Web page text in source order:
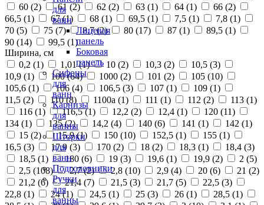
для
ванн
Лицевая
панель
Боковая
панель
Сифоны
для
ванн
Карнизы
для
ванны
Шторки
для
ванн
Подголовники
Ручки
для
ванны
60 (2) 61 (2) 62 (2) 63 (1) 64 (1) 66 (2)
66,5 (1) 67 (1) 68 (1) 69,5 (1) 7,5 (1) 7,8 (1)
70 (5) 75 (7) 8,7 (2) 80 (17) 87 (1) 89,5 (1)
90 (14) 99,5 (1)
Ширина, см
0,2 (1) 1,01 (1) 10 (2) 10,3 (2) 10,5 (3)
10,9 (1) 100 (64) 1000 (2) 101 (2) 105 (10)
105,6 (1) 106 (4) 106,5 (3) 107 (1) 109 (1)
11,5 (2) 110 (8) 1100а (1) 111 (1) 112 (2) 113 (1)
116 (1) 116,5 (1) 12,2 (2) 12,4 (1) 120 (11)
134 (1) 135 (2) 14,2 (4) 140 (6) 141 (1) 142 (1)
15 (2) 15,9 (1) 150 (10) 152,5 (1) 155 (1)
16,5 (3) 17,9 (3) 170 (2) 18 (2) 18,3 (1) 18,4 (3)
18,5 (1) 180 (6) 19 (3) 19,6 (1) 19,9 (2) 2 (5)
2,5 (108) 2,7 (2) 2,8 (10) 2,9 (4) 20 (6) 21 (2)
21,2 (6) 21,4 (7) 21,5 (3) 21,7 (5) 22,5 (3)
22,8 (1) 24 (1) 24,5 (1) 25 (3) 26 (1) 28,5 (1)